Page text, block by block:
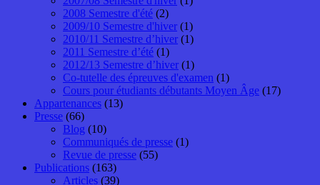
2008 Semestre d'été (2)
2009/10 Semestre d'hiver (1)
2010/11 Semestre d’hiver (1)
2011 Semestre d’été (1)
2012/13 Semestre d’hiver (1)
Co-tutelle des épreuves d'examen (1)
Cours pour étudiants débutants Moyen Âge (17)
Appartenances (13)
Presse (66)
Blog (10)
Communiqués de presse (1)
Revue de presse (55)
Publications (163)
Articles (39)